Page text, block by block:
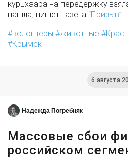
курцхаара на передержку
нашла, пишет газета “Призыв”
волонтеры
животные
Крымск
6 августа
Надежда Погребняк
Массовые сбои
российском